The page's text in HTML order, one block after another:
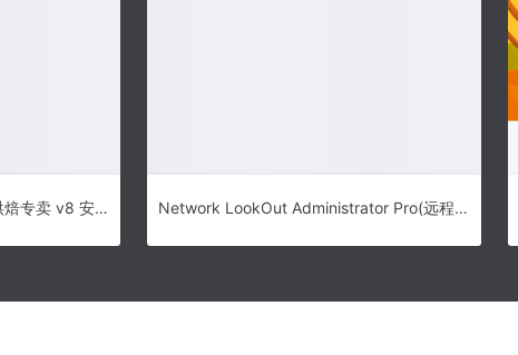
易达生鲜烘焙下载 易达生鲜烘焙专卖 v8 安装版 Network LookOut Administrator Pro(远程管理软件) v4.6.7 官方安装版